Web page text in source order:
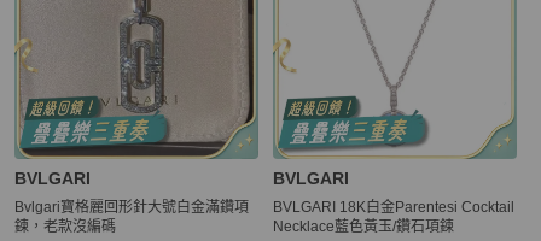
BVLGARI
Bvlgari寶格麗回形針大號白金滿鑽項
鍊，老款沒編碼
BVLGARI
BVLGARI 18K白金Parentesi Cocktail
Necklace藍色黃玉/鑽石項鍊